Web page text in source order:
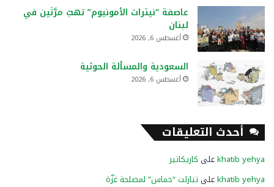
عاصفة “نيترات الأمونيوم” تهبّ مرَّتَين في
لبنان
أغسطس 6, 2026
السعودية والمسألة الحوثية
أغسطس 6, 2026
أحدث التعليقات
khatib yehyaعلى كاريكاتير
khatib yehyaعلى تنازلت “حماس” لمصلحة غزّة